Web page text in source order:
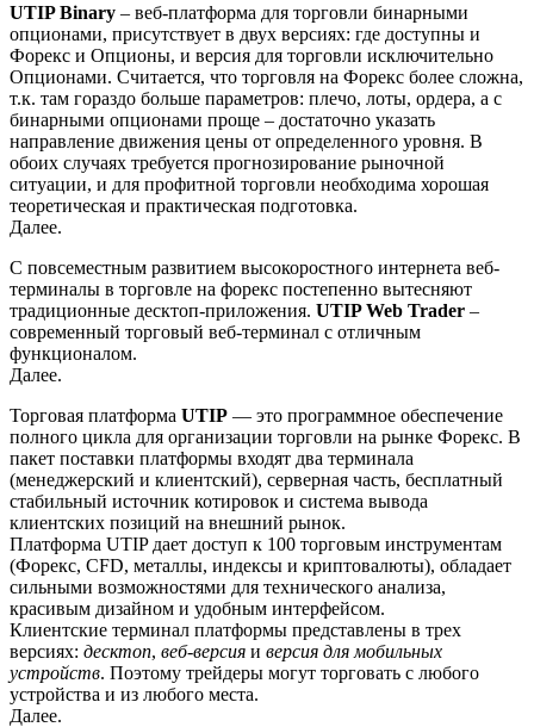
UTIP Binary – веб-платформа для торговли бинарными
опционами, присутствует в двух версиях: где доступны и
Форекс и Опционы, и версия для торговли исключительно
Опционами. Считается, что торговля на Форекс более сложна,
т.к. там гораздо больше параметров: плечо, лоты, ордера, а с
бинарными опционами проще – достаточно указать
направление движения цены от определенного уровня. В
обоих случаях требуется прогнозирование рыночной
ситуации, и для профитной торговли необходима хорошая
теоретическая и практическая подготовка.
Далее.
С повсеместным развитием высокоростного интернета веб-
терминалы в торговле на форекс постепенно вытесняют
традиционные десктоп-приложения. UTIP Web Trader –
современный торговый веб-терминал с отличным
функционалом.
Далее.
Торговая платформа UTIP — это программное обеспечение
полного цикла для организации торговли на рынке Форекс. В
пакет поставки платформы входят два терминала
(менеджерский и клиентский), серверная часть, бесплатный
стабильный источник котировок и система вывода
клиентских позиций на внешний рынок.
Платформа UTIP дает доступ к 100 торговым инструментам
(Форекс, CFD, металлы, индексы и криптовалюты), обладает
сильными возможностями для технического анализа,
красивым дизайном и удобным интерфейсом.
Клиентские терминал платформы представлены в трех
версиях: десктоп, веб-версия и версия для мобильных
устройств. Поэтому трейдеры могут торговать с любого
устройства и из любого места.
Далее.